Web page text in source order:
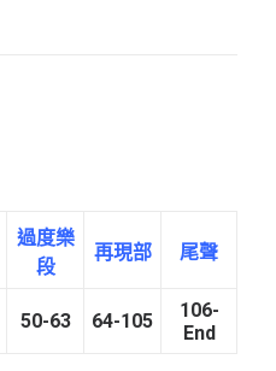
過度樂
段
再現部 尾聲
50-63 64-105
106-
End